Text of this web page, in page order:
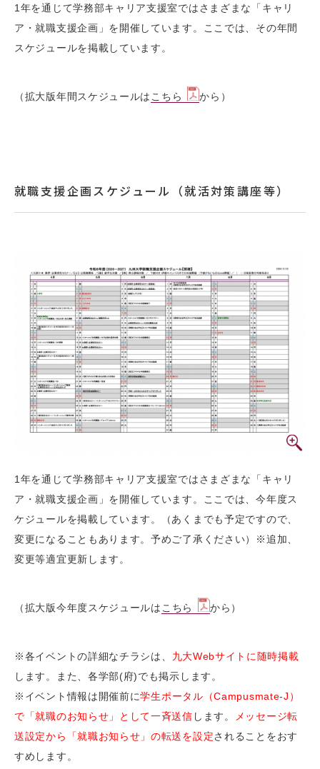
1年を通じて学務部キャリア支援室ではさまざまな「キャリ
ア・就職支援企画」を開催しています。ここでは、その年間
スケジュールを掲載しています。
（拡大版年間スケジュールは こちら から）
就職支援企画スケジュール（就活対策講座等）
1年を通じて学務部キャリア支援室ではさまざまな「キャリ
ア・就職支援企画」を開催しています。ここでは、今年度ス
ケジュールを掲載しています。（あくまでも予定ですので、
変更になることもあります。予めご了承ください）※追加、
変更等適宜更新します。
（拡大版今年度スケジュールは こちら から）
※各イベントの詳細なチラシは、 九大Webサイトに随時掲載
します。また、各学部(府)でも掲示します。
※イベント情報は開催前に学生ポータル（Campusmate-J）
で「就職のお知らせ」として一斉送信 します。
メッセージ転
送設定から「就職お知らせ」の転送を設定されることをおす
すめします。